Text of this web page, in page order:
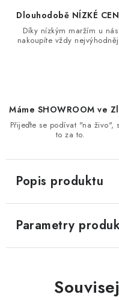
Dlouhodobě NÍZKÉ
Díky nízkým maržím u nás
nakoupíte vždy
Máme SHOWROOM ve
Přijeďte se podívat "na živo",
to za to.
Popis produktu
Parametry